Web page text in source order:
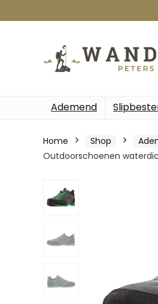
Ademend
Home Shop
Outdoorschoenen